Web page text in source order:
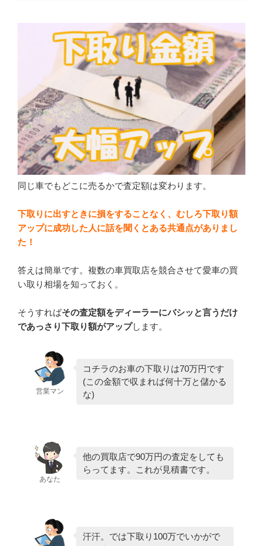
同じ車でもどこに売るかで査定額は変わります。
下取りに出すときに損をすることなく、むしろ下取り額
アップに成功した人に話を聞くとある共通点がありまし
た！
答えは簡単です。複数の車買取店を競合させて愛車の買
い取り相場を知っておく。
そうすればその査定額をディーラーにバシッと言うだけ
であっさり下取り額がアップします。
営業マン
コチラのお車の下取りは70万円です
(この金額で収まれば何十万と儲かる
な)
あなた
他の買取店で90万円の査定をしても
らってます。これが見積書です。
汗汗。では下取り100万でいかがで